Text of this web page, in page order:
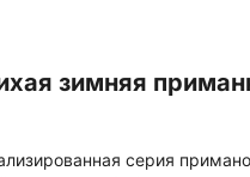
зимняя
серия